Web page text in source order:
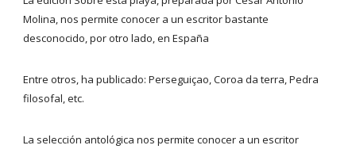
Molina, nos permite conocer a un escritor bastante
desconocido, por otro lado, en España
Entre otros, ha publicado: Perseguiçao, Coroa da terra, Pedra
filosofal, etc.
La selección antológica nos permite conocer a un escritor